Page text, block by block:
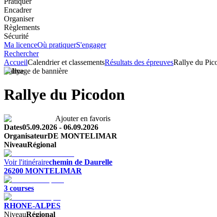
Encadrer
Organiser
Règlements
Sécurité
Ma licenceOù pratiquerS'engager
Rechercher
AccueilCalendrier et classementsRésultats des épreuvesRallye du
Rallye
Rallye du Picodon
Ajouter en favoris
Dates05.09.2026 - 06.09.2026
OrganisateurDE MONTELIMAR
NiveauRégional
Voir l'itinérairechemin de Daurelle
26200 MONTELIMAR
3 courses
RHONE-ALPES
NiveauRégional